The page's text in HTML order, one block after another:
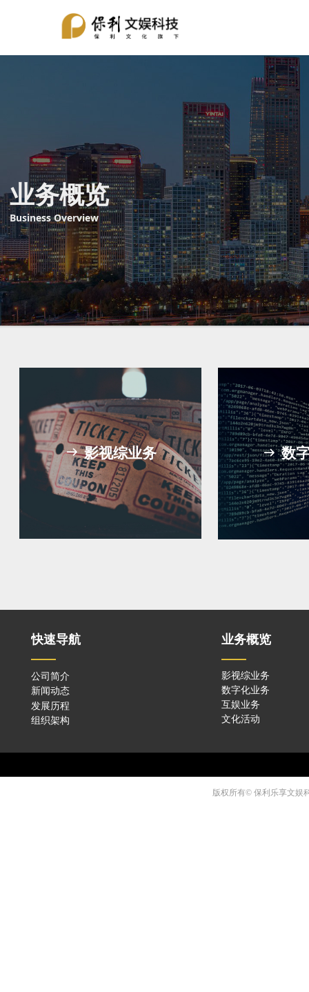
业务概览
Business Overview
ꁹ 影视综业务 ꁹ 数
业务概览
——
影视综业务
数字化业务
互娱业务
文化活动
快速导航
——
公司简介
新闻动态
发展历程
组织架构
版权所有© 保利乐享文娱